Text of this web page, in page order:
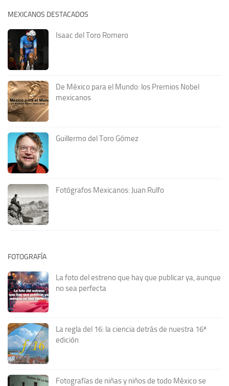
MEXICANOS DESTACADOS
Isaac del Toro Romero
De México para el Mundo: los Premios Nobel
mexicanos
Guillermo del Toro Gómez
Fotógrafos Mexicanos: Juan Rulfo
FOTOGRAFÍA
La foto del estreno que hay que publicar ya, aunque
no sea perfecta
La regla del 16: la ciencia detrás de nuestra 16ª
edición
Fotografías de niñas y niños de todo México se